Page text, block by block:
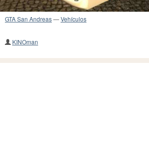
GTA San Andreas—Vehículos
KINOman